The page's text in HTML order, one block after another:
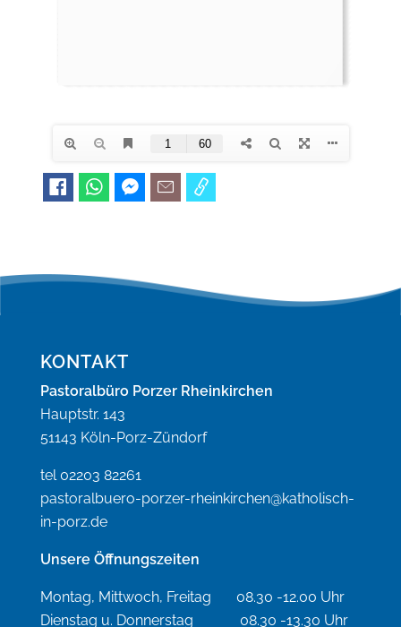
KONTAKT
Pastoralbüro Porzer Rheinkirchen
Hauptstr. 143
51143 Köln-Porz-Zündorf
tel 02203 82261
pastoralbuero-porzer-rheinkirchen@katholisch-
in-porz.de
Unsere Öffnungszeiten
Montag, Mittwoch, Freitag 08.30 -12.00 Uhr
Dienstag u. Donnerstag 08.30 -13.30 Uhr